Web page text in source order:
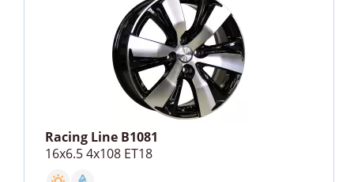
Racing Line B1081
16x6.5 4x108 ET18